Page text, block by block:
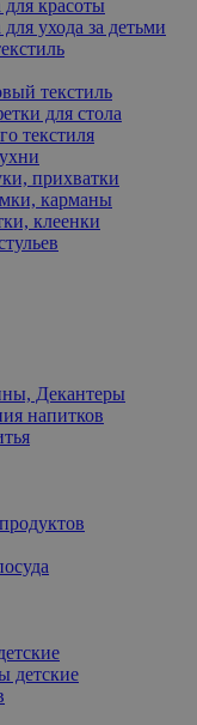
для красоты
ухода за детьми
текстиль
для стола
текстиля
прихватки
карманы
клеенки
Декантеры
напитков
детские